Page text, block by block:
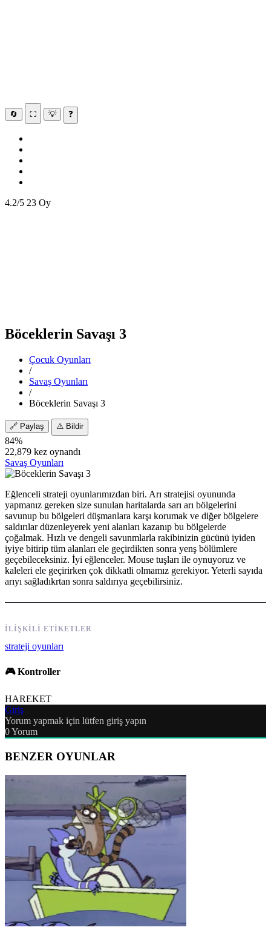
🔄 ⛶ 💡 ❓
4.2/5 23 Oy
Böceklerin Savaşı 3
Çocuk Oyunları
/
Savaş Oyunları
/
Böceklerin Savaşı 3
🔗 Paylaş ⚠️ Bildir
84%
22,879 kez oynandı
Savaş Oyunları
Eğlenceli strateji oyunlarımızdan biri. Arı stratejisi oyununda
yapmanız gereken size sunulan haritalarda sarı arı bölgelerini
savunup bu bölgeleri düşmanlara karşı korumak ve diğer bölgelere
saldırılar düzenleyerek yeni alanları kazanıp bu bölgelerde
çoğalmak. Hızlı ve dengeli savunmlarla rakibinizin gücünü iyiden
iyiye bitirip tüm alanları ele geçirdikten sonra yenş bölümlere
geçebileceksiniz. İyi eğlenceler. Mouse tuşları ile oynuyoruz ve
kaleleri ele geçirirken çok dikkatli olmamız gerekiyor. Yeterli sayıda
arıyı sağladıkrtan sonra saldırıya geçebilirsiniz.
İLIŞKILI ETIKETLER
strateji oyunları
🎮 Kontroller
HAREKET
Giriş
Yorum yapmak için lütfen giriş yapın
0Yorum
BENZER OYUNLAR